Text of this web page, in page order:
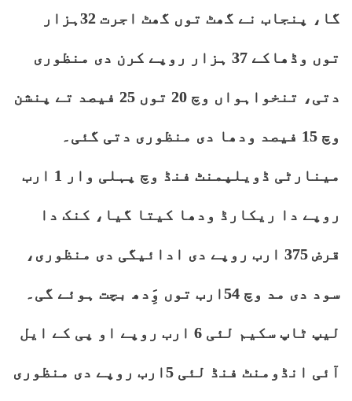
گا، پنجاب نے گھٹ توں گھٹ اجرت 32ہزار
توں وڈھاکے 37 ہزار روپے کرن دی منظوری
دتی، تنخواہواں وچ 20 توں 25 فیصد تے پنشن
وچ 15 فیصد ودھا دی منظوری دتی گئی۔
مینارٹی ڈویلپمنٹ فنڈ وچ پہلی وار 1 ارب
روپے دا ریکارڈ ودھا کیتا گیا، کنک دا
قرض 375 ارب روپے دی ادائیگی دی منظوری،
سود دی مد وچ 54ارب توں وَِدھ بچت ہوئے گی۔
لیپ ٹاپ سکیم لئی 6 ارب روپے او پی کے ایل
آئی انڈومنٹ فنڈ لئی 5ارب روپے دی منظوری